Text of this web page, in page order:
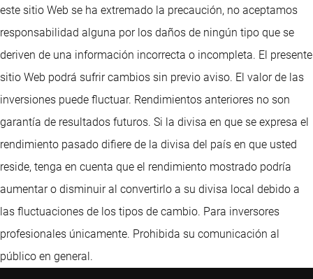
este sitio Web se ha extremado la precaución, no aceptamos
responsabilidad alguna por los daños de ningún tipo que se
deriven de una información incorrecta o incompleta. El presente
sitio Web podrá sufrir cambios sin previo aviso. El valor de las
inversiones puede fluctuar. Rendimientos anteriores no son
garantía de resultados futuros. Si la divisa en que se expresa el
rendimiento pasado difiere de la divisa del país en que usted
reside, tenga en cuenta que el rendimiento mostrado podría
aumentar o disminuir al convertirlo a su divisa local debido a
las fluctuaciones de los tipos de cambio. Para inversores
profesionales únicamente. Prohibida su comunicación al
público en general.